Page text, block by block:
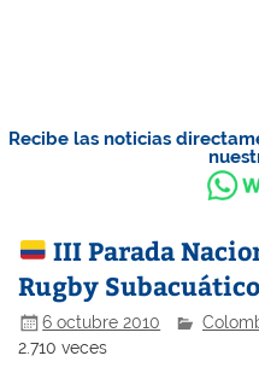
Recibe las noticias
III Parada
Rugby
6 octubre 2010
2.710 veces